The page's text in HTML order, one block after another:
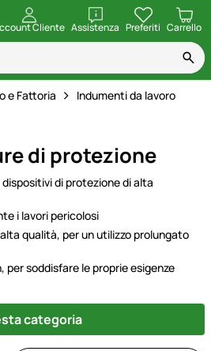
Cliente Assistenza
apri Preferiti Carrello
e Fattoria Indumenti da lavoro
di protezione
di protezione di alta
i lavori pericolosi
qualità, per un utilizzo prolungato
per soddisfare le proprie esigenze
categoria